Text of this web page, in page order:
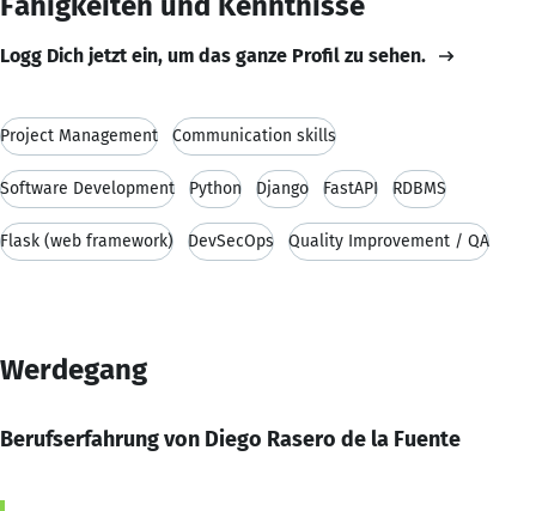
Logg Dich jetzt ein, um das ganze Profil zu sehen.
Project Management Communication skills
Software Development Python Django FastAPI RDBMS
Flask (web framework) DevSecOps Quality Improvement / QA
Werdegang
Berufserfahrung von Diego Rasero de la Fuente